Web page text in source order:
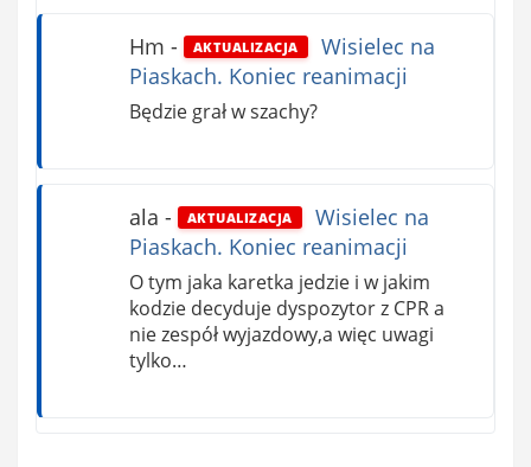
Hm - AKTUALIZACJA
Wisielec na
Piaskach. Koniec reanimacji
Będzie grał w szachy?
ala - AKTUALIZACJA
Wisielec na
Piaskach. Koniec reanimacji
O tym jaka karetka jedzie i w jakim
kodzie decyduje dyspozytor z CPR a
nie zespół wyjazdowy,a więc uwagi
tylko…